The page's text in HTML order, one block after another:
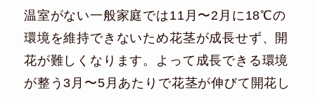
温室がない一般家庭では11月〜2月に18℃の
環境を維持できないため花茎が成長せず、開
花が難しくなります。よって成長できる環境
が整う3月〜5月あたりで花茎が伸びて開花し